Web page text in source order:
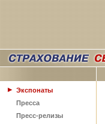
Экспонаты
Пресса
Пресс-релизы